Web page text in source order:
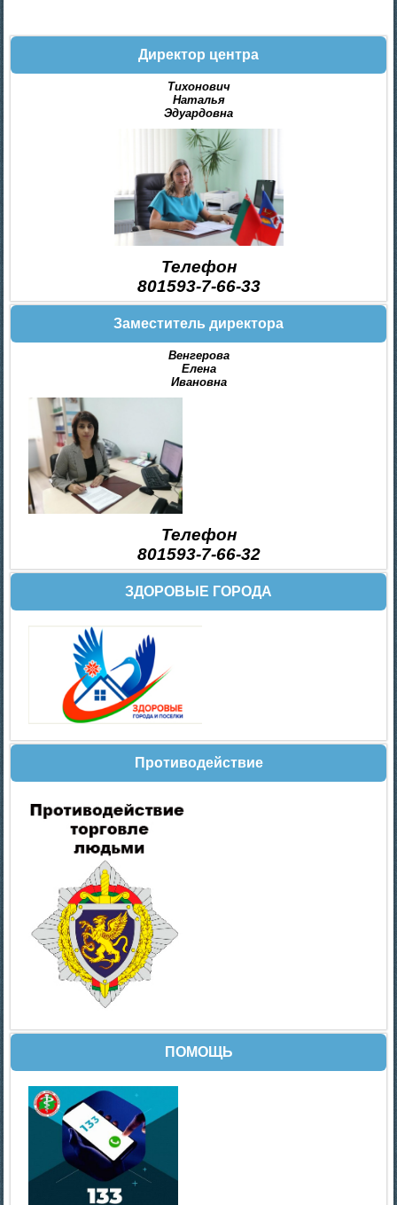
Директор центра
Тихонович
Наталья
Эдуардовна
Телефон
801593-7-66-33
Заместитель директора
Венгерова
Елена
Ивановна
Телефон
801593-7-66-32
ЗДОРОВЫЕ ГОРОДА
Противодействие
ПОМОЩЬ